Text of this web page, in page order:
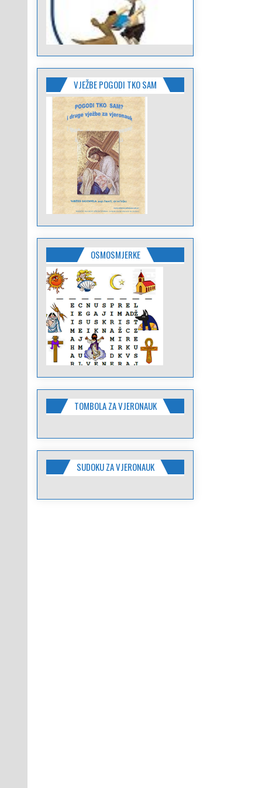
VJEŽBE POGODI TKO SAM
OSMOSMJERKE
TOMBOLA ZA VJERONAUK
SUDOKU ZA VJERONAUK